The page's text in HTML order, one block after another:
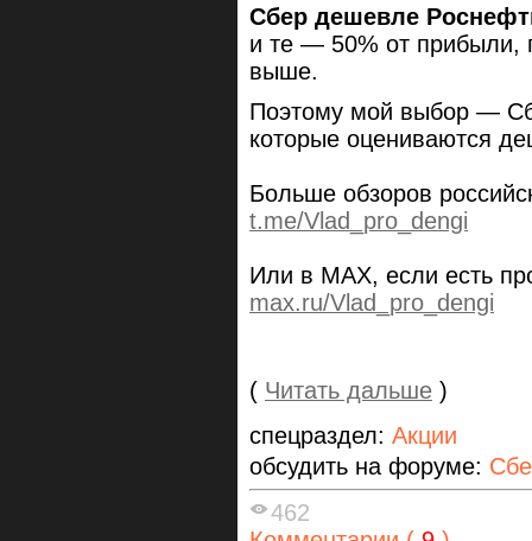
Сбер дешевле
и те — 50% от прибыли,
выше.
Поэтому мой выбор —
которые оцениваются
Больше обзоров
t.me/Vlad_pro_dengi
Или в MAX, если есть
max.ru/Vlad_pro_dengi
( Читать дальше )
спецраздел: Акции
обсудить на форуме:
462